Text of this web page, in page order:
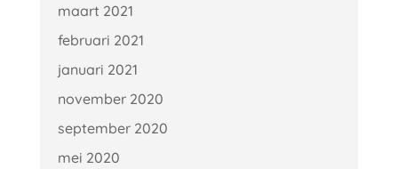
maart 2021
februari 2021
januari 2021
november 2020
september 2020
mei 2020